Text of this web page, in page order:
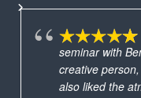
seminar with
creative
also liked the